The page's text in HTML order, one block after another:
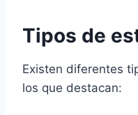
Tipos de
Existen diferentes
los que destacan: